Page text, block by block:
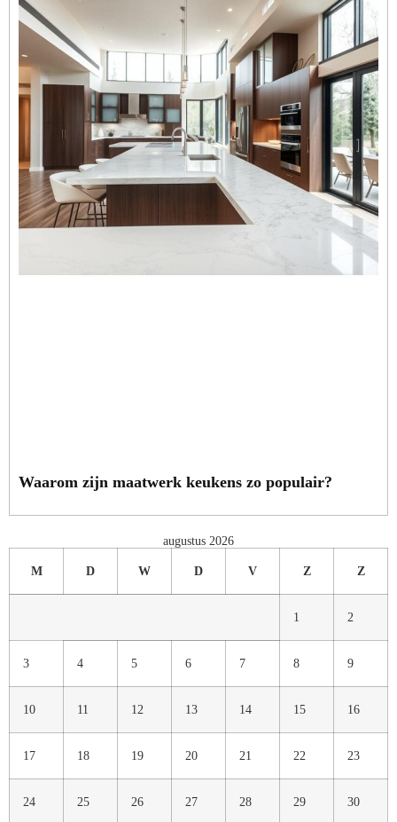
Waarom zijn maatwerk keukens zo populair?
augustus 2026
M D W D V Z Z
1 2
3 4 5 6 7 8 9
10 11 12 13 14 15 16
17 18 19 20 21 22 23
24 25 26 27 28 29 30